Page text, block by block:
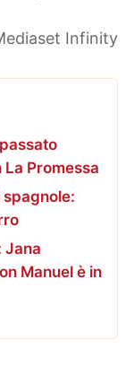
Infinity
Promessa
Jana
Manuel è in